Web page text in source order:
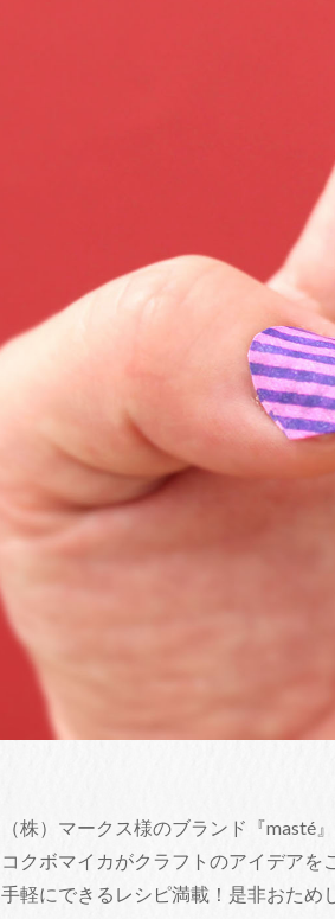
（株）マークス様のブランド『masté
コクボマイカがクラフトのアイデアを
手軽にできるレシピ満載！是非おため